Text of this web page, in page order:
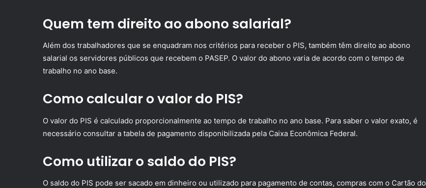
Quem tem direito ao abono salarial?
Além dos trabalhadores que se enquadram nos critérios para receber o PIS, também têm direito ao abono
salarial os servidores públicos que recebem o PASEP. O valor do abono varia de acordo com o tempo de
trabalho no ano base.
Como calcular o valor do PIS?
O valor do PIS é calculado proporcionalmente ao tempo de trabalho no ano base. Para saber o valor exato, é
necessário consultar a tabela de pagamento disponibilizada pela Caixa Econômica Federal.
Como utilizar o saldo do PIS?
O saldo do PIS pode ser sacado em dinheiro ou utilizado para pagamento de contas, compras com o Cartão do